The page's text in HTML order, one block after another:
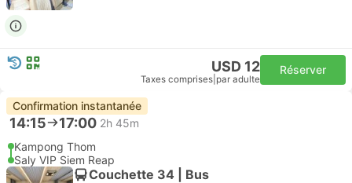
USD 12
Taxes comprises par adulte
Réserver
Confirmation instantanée
14:15 17:00 2h 45m
Kampong Thom
Saly VIP Siem Reap
Couchette 34 | Bus